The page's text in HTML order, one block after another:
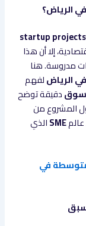
الرياض؟
startup projects
إلا أن هذا
مدروسة. هنا
الرياضلفهم
سوقدقيقة توضح
المشروع من
SMEالذي
في